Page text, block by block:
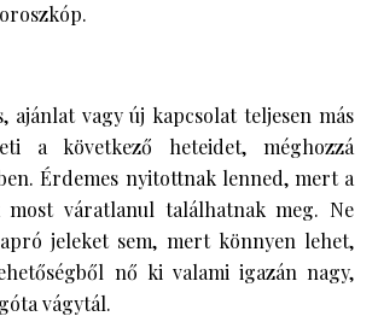
ajánlat vagy új kapcsolat teljesen más
a következő heteidet, méghozzá
Érdemes nyitottnak lenned, mert a
most váratlanul találhatnak meg. Ne
jeleket sem, mert könnyen lehet,
nő ki valami igazán nagy,
vágytál.